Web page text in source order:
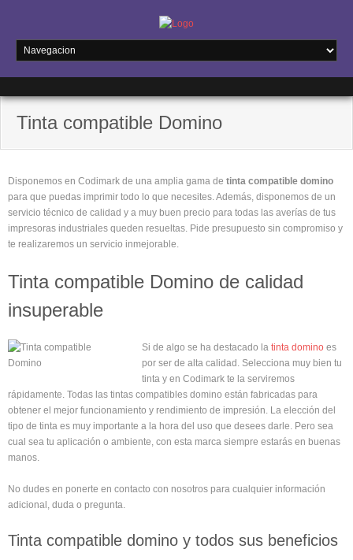
Tinta compatible Domino
Disponemos en Codimark de una amplia gama de tinta compatible domino
para que puedas imprimir todo lo que necesites. Además, disponemos de un
servicio técnico de calidad y a muy buen precio para todas las averías de tus
impresoras industriales queden resueltas. Pide presupuesto sin compromiso y
te realizaremos un servicio inmejorable.
Tinta compatible Domino de calidad
insuperable
Si de algo se ha destacado la tinta domino es
por ser de alta calidad. Selecciona muy bien tu
tinta y en Codimark te la serviremos
rápidamente. Todas las tintas compatibles domino están fabricadas para
obtener el mejor funcionamiento y rendimiento de impresión. La elección del
tipo de tinta es muy importante a la hora del uso que desees darle. Pero sea
cual sea tu aplicación o ambiente, con esta marca siempre estarás en buenas
manos.
No dudes en ponerte en contacto con nosotros para cualquier información
adicional, duda o pregunta.
Tinta compatible domino y todos sus beneficios